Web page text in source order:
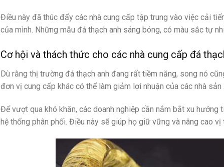
Điều này đã thúc đẩy các nhà cung cấp tập trung vào việc cải
của mình. Những mẫu đá thạch anh sáng bóng, có màu sắc tự
Cơ hội và thách thức cho các nhà cung cấp đá
Dù rằng thị trường đá thạch anh đang rất tiềm năng, song nó
đơn vị cung cấp khác có thể làm giảm lợi nhuận của các nhà sản
Để vượt qua khó khăn, các doanh nghiệp cần nắm bắt xu
hệ thống phân phối. Điều này sẽ giúp họ giữ vững và nâng cao vị